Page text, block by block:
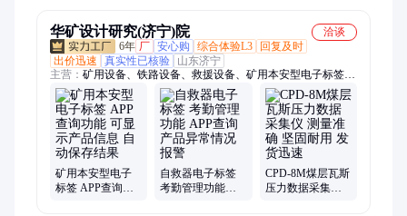
华矿设计研究(济宁)院
洽谈
6年 厂 安心购 综合体验L3
回复及时
出价迅速
真实性已核验
山东济宁
主营： 矿用设备、铁路设备、救援设备、矿用本安型电子标签、
防爆电器、仪器仪表、路面机械、工程机械
矿用本安型电子
标签 APP查询功
自救器电子标签
考勤管理功能
CPD-8M煤层瓦斯
压力数据采集仪